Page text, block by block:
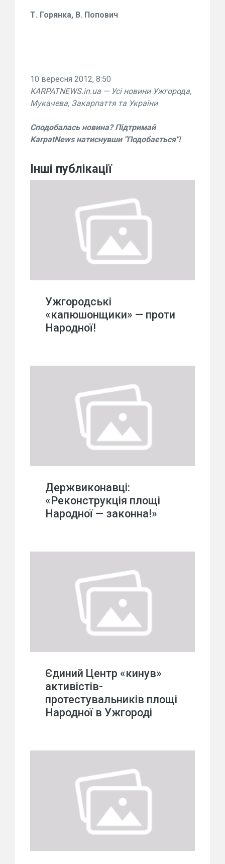
Т. Горянка, В. Попович
10 вересня 2012, 8:50
KARPATNEWS.in.ua — Усі новини Ужгорода,
Мукачева, Закарпаття та України
Сподобалась новина? Підтримай
KarpatNews натиснувши "Подобається"!
Інші публікації
Ужгородські
«капюшонщики» — проти
Народної!
Держвиконавці:
«Реконструкція площі
Народної — законна!»
Єдиний Центр «кинув»
активістів-
протестувальників площі
Народної в Ужгороді